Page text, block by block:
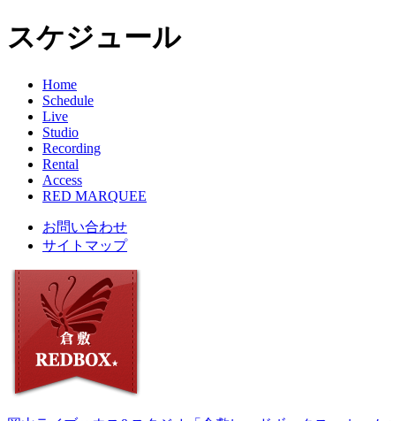
スケジュール
Home
Schedule
Live
Studio
Recording
Rental
Access
RED MARQUEE
お問い合わせ
サイトマップ